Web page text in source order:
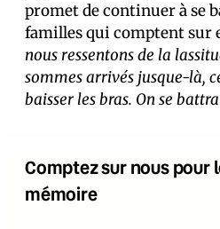
promet de continuer à se
familles qui comptent sur
nous ressentons de la
sommes arrivés jusque-là,
baisser les bras. On se
Comptez sur nous pour
mémoire